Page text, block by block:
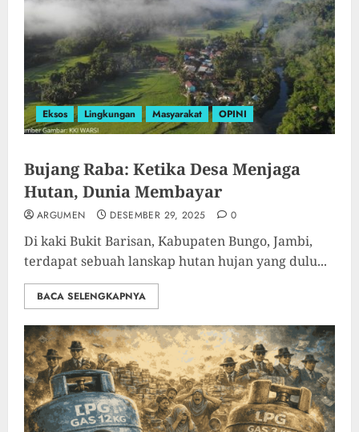
Eksos Lingkungan Masyarakat OPINI
Bujang Raba: Ketika Desa Menjaga
Hutan, Dunia Membayar
ARGUMEN DESEMBER 29, 2025 0
Di kaki Bukit Barisan, Kabupaten Bungo, Jambi,
terdapat sebuah lanskap hutan hujan yang dulu...
BACA SELENGKAPNYA